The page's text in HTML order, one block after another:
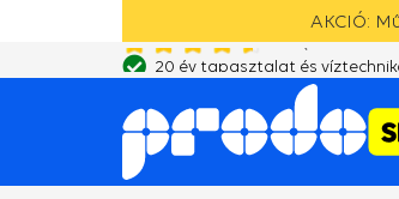
AKCIÓ:
20 év tapasztalat és